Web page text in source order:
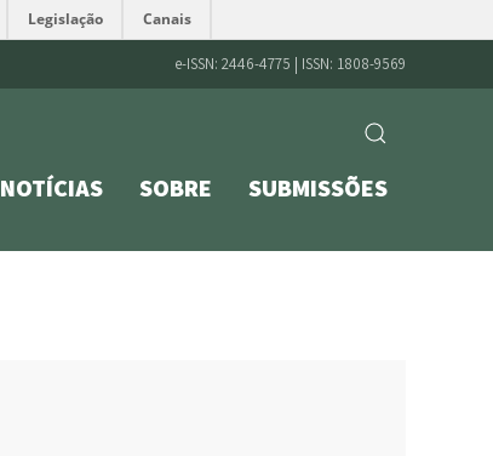
Legislação Canais
e-ISSN: 2446-4775 | ISSN: 1808-9569
NOTÍCIAS SOBRE SUBMISSÕES